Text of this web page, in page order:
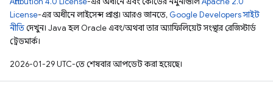
License-এর অধীনে লাইসেন্স প্রাপ্ত। আরও জানতে, Google Developers সাইট
নীতিদেখুন। Java হল Oracle এবং/অথবা তার অ্যাফিলিয়েট সংস্থার রেজিস্টার্ড
ট্রেডমার্ক।
2026-01-29 UTC-তে শেষবার আপডেট করা হয়েছে।